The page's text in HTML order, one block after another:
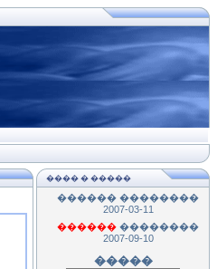
���� � �����
������ ��������
2007-03-11
������ ��������
2007-09-10
�����